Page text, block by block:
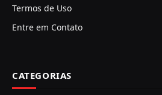
Termos de Uso
Entre em Contato
CATEGORIAS